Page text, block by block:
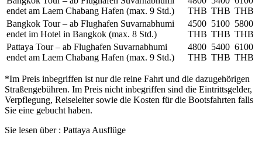
endet am Laem Chabang Hafen (max. 9 Std.)
THB THB THB
Bangkok Tour – ab Flughafen Suvarnabhumi
endet im Hotel in Bangkok (max. 8 Std.)
4500
THB
5100
THB
5800
THB
Pattaya Tour – ab Flughafen Suvarnabhumi
endet am Laem Chabang Hafen (max. 9 Std.)
4800
THB
5400
THB
6100
THB
*Im Preis inbegriffen ist nur die reine Fahrt und die dazugehörigen
Straßengebühren. Im Preis nicht inbegriffen sind die Eintrittsgelder,
Verpflegung, Reiseleiter sowie die Kosten für die Bootsfahrten falls
Sie eine gebucht haben.
Sie lesen über : Pattaya Ausflüge